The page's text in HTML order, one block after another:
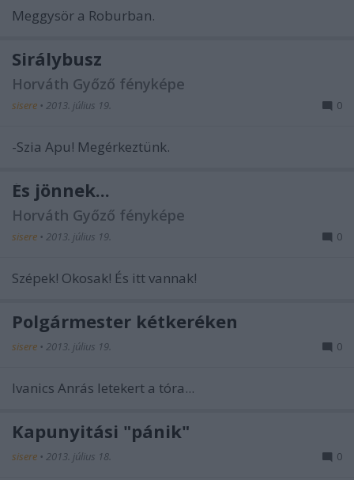
Meggysör a Roburban.
Sirálybusz
Horváth Győző fényképe
sisere • 2013. július 19. 0
-Szia Apu! Megérkeztünk.
És jönnek...
Horváth Győző fényképe
sisere • 2013. július 19. 0
Szépek! Okosak! És itt vannak!
Polgármester kétkeréken
sisere • 2013. július 19. 0
Ivanics Anrás letekert a tóra...
Kapunyitási "pánik"
sisere • 2013. július 18. 0